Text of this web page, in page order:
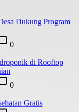
Dukung Program
0
di Rooftop
0
Gratis